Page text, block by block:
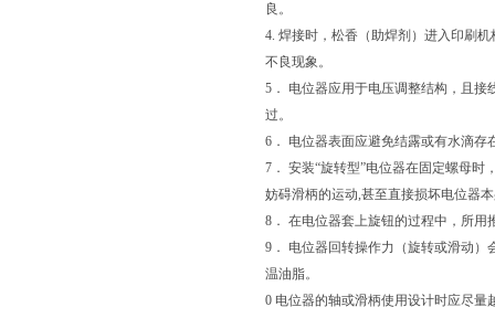
良。
4. 焊接时，松香（助焊剂）进入印刷
不良现象。
5． 电位器应用于电压调整结构，且接
过。
6． 电位器表面应避免结露或有水滴
7． 安装“旋转型”电位器在固定螺母时
妨碍滑柄的运动,甚至直接损坏电位器
8． 在电位器套上旋钮的过程中，所
9． 电位器回转操作力（旋转或滑动
温油脂。
0 电位器的轴或滑柄使用设计时应尽